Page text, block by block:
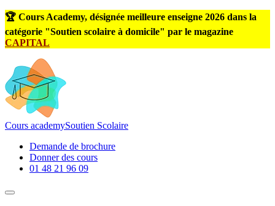
🏆 Cours Academy, désignée meilleure enseigne 2026 dans la
catégorie "Soutien scolaire à domicile" par le magazine
CAPITAL
Cours academySoutien Scolaire
Demande de brochure
Donner des cours
01 48 21 96 09